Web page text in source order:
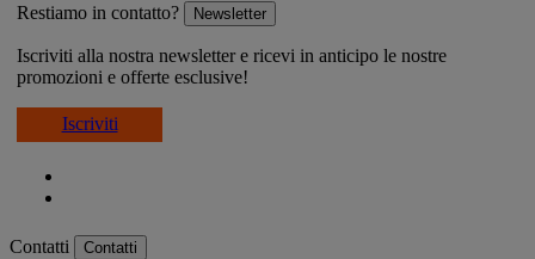
Restiamo in contatto? Newsletter
Iscriviti alla nostra newsletter e ricevi in anticipo le nostre
promozioni e offerte esclusive!
Iscriviti
Contatti Contatti